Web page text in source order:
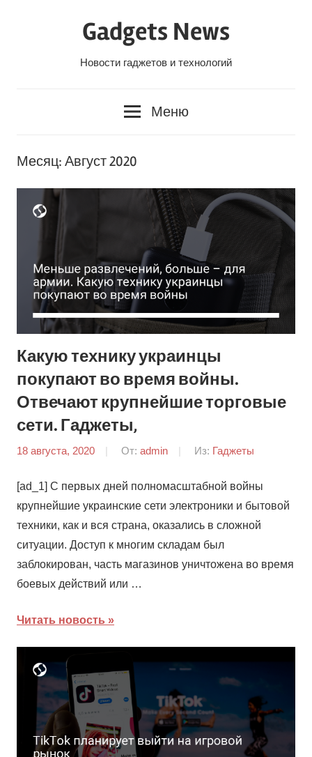
Gadgets News
Новости гаджетов и технологий
Меню
Месяц: Август 2020
Какую технику украинцы
покупают во время войны.
Отвечают крупнейшие торговые
сети. Гаджеты,
18 августа, 2020 От: admin Из: Гаджеты
[ad_1] С первых дней полномасштабной войны
крупнейшие украинские сети электроники и бытовой
техники, как и вся страна, оказались в сложной
ситуации. Доступ к многим складам был
заблокирован, часть магазинов уничтожена во время
боевых действий или …
Читать новость